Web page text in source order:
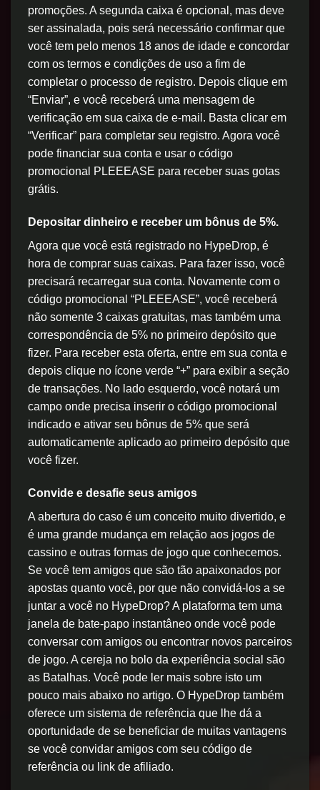
promoções. A segunda caixa é opcional, mas deve
ser assinalada, pois será necessário confirmar que
você tem pelo menos 18 anos de idade e concordar
com os termos e condições de uso a fim de
completar o processo de registro. Depois clique em
“Enviar”, e você receberá uma mensagem de
verificação em sua caixa de e-mail. Basta clicar em
“Verificar” para completar seu registro. Agora você
pode financiar sua conta e usar o código
promocional PLEEEASE para receber suas gotas
grátis.
Depositar dinheiro e receber um bônus de 5%.
Agora que você está registrado no HypeDrop, é
hora de comprar suas caixas. Para fazer isso, você
precisará recarregar sua conta. Novamente com o
código promocional “PLEEEASE”, você receberá
não somente 3 caixas gratuitas, mas também uma
correspondência de 5% no primeiro depósito que
fizer. Para receber esta oferta, entre em sua conta e
depois clique no ícone verde “+” para exibir a seção
de transações. No lado esquerdo, você notará um
campo onde precisa inserir o código promocional
indicado e ativar seu bônus de 5% que será
automaticamente aplicado ao primeiro depósito que
você fizer.
Convide e desafie seus amigos
A abertura do caso é um conceito muito divertido, e
é uma grande mudança em relação aos jogos de
cassino e outras formas de jogo que conhecemos.
Se você tem amigos que são tão apaixonados por
apostas quanto você, por que não convidá-los a se
juntar a você no HypeDrop? A plataforma tem uma
janela de bate-papo instantâneo onde você pode
conversar com amigos ou encontrar novos parceiros
de jogo. A cereja no bolo da experiência social são
as Batalhas. Você pode ler mais sobre isto um
pouco mais abaixo no artigo. O HypeDrop também
oferece um sistema de referência que lhe dá a
oportunidade de se beneficiar de muitas vantagens
se você convidar amigos com seu código de
referência ou link de afiliado.